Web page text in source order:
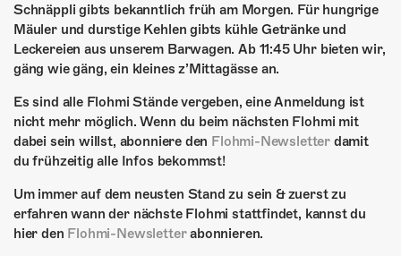
Schnäppli gibts bekanntlich früh am Morgen. Für hungrige
Mäuler und durstige Kehlen gibts kühle Getränke und
Leckereien aus unserem Barwagen. Ab 11:45 Uhr bieten wir,
gäng wie gäng, ein kleines z’Mittagässe an.
Es sind alle Flohmi Stände vergeben, eine Anmeldung ist
nicht mehr möglich. Wenn du beim nächsten Flohmi mit
dabei sein willst, abonniere den Flohmi-Newsletter damit
du frühzeitig alle Infos bekommst!
Um immer auf dem neusten Stand zu sein & zuerst zu
erfahren wann der nächste Flohmi stattfindet, kannst du
hier den Flohmi-Newsletterabonnieren.